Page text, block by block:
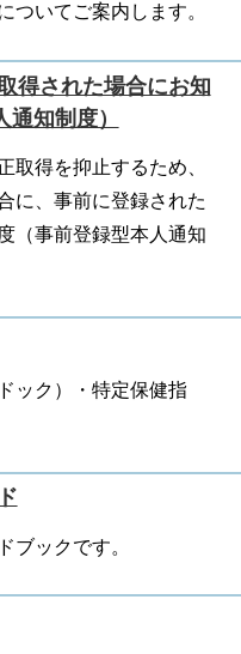
ついてご案内します。
得された場合にお知
知制度）
取得を抑止するため、
に、事前に登録された
（事前登録型本人通知
ック）・特定保健指
ブックです。